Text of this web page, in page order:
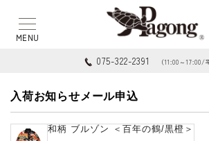
075-322-2391 （11:00～17:00/
入荷お知らせメール申込
和柄 ブルゾン ＜百年の鶴/黒橙＞